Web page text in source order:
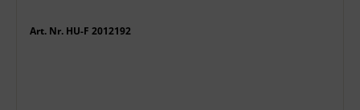
Art. Nr. HU-F 2012192